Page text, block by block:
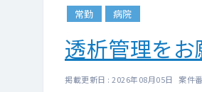
常勤 病院
透析管理を
掲載更新日 : 2026年08月05日 案件